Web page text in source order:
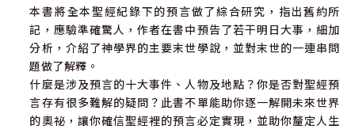
本書將全本聖經紀錄下的預言做了綜合研究，指出舊約所
記，應驗準確驚人，作者在書中預告了若干明日大事，細加
分析，介紹了神學界的主要末世學說，並對末世的一連串問
題做了解釋。
什麼是涉及預言的十大事件、人物及地點？你是否對聖經預
言存有很多難解的疑問？此書不單能助你逐一解開未來世界
的奧祕，讓你確信聖經裡的預言必定實現，並助你釐定人生